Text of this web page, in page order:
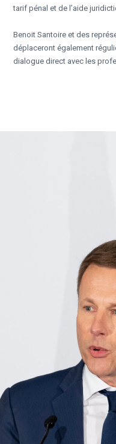
tarif pénal et de l’aide
Benoit Santoire et des
déplaceront également
dialogue direct avec les